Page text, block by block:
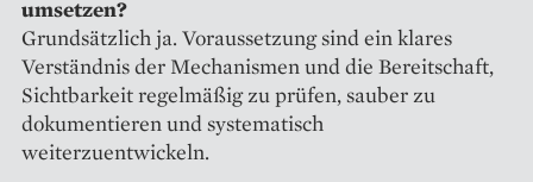
umsetzen?
Grundsätzlich ja. Voraussetzung sind ein klares
Verständnis der Mechanismen und die Bereitschaft,
Sichtbarkeit regelmäßig zu prüfen, sauber zu
dokumentieren und systematisch
weiterzuentwickeln.